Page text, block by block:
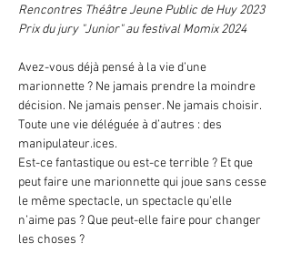
Rencontres Théâtre Jeune Public de Huy 2023
Prix du jury "Junior" au festival Momix 2024
Avez-vous déjà pensé à la vie d’une
marionnette ? Ne jamais prendre la moindre
décision. Ne jamais penser. Ne jamais choisir.
Toute une vie déléguée à d’autres : des
manipulateur.ices.
Est-ce fantastique ou est-ce terrible ? Et que
peut faire une marionnette qui joue sans cesse
le même spectacle, un spectacle qu’elle
n’aime pas ? Que peut-elle faire pour changer
les choses ?